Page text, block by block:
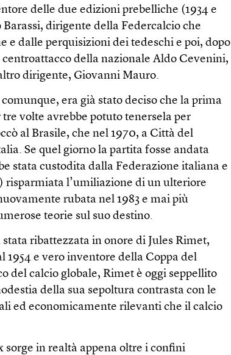
delle due edizioni prebelliche (1934 e
dirigente della Federcalcio che
e dalle perquisizioni dei tedeschi e poi, dopo
centroattacco della nazionale Aldo Cevenini,
dirigente, Giovanni Mauro.
era già stato deciso che la prima
volte avrebbe potuto tenersela per
al Brasile, che nel 1970, a Città del
Se quel giorno la partita fosse andata
stata custodita dalla Federazione italiana e
risparmiata l’umiliazione di un ulteriore
rubata nel 1983 e mai più
teorie sul suo destino.
ribattezzata in onore di Jules Rimet,
1954 e vero inventore della Coppa del
del calcio globale, Rimet è oggi seppellito
della sua sepoltura contrasta con le
ed economicamente rilevanti che il calcio
in realtà appena oltre i confini